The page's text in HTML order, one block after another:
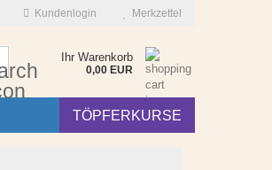
Kundenlogin Merkzettel
Ihr Warenkorb
0,00 EUR
TÖPFERKURSE